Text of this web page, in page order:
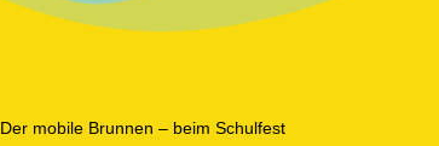
Der mobile Brunnen – beim Schulfest